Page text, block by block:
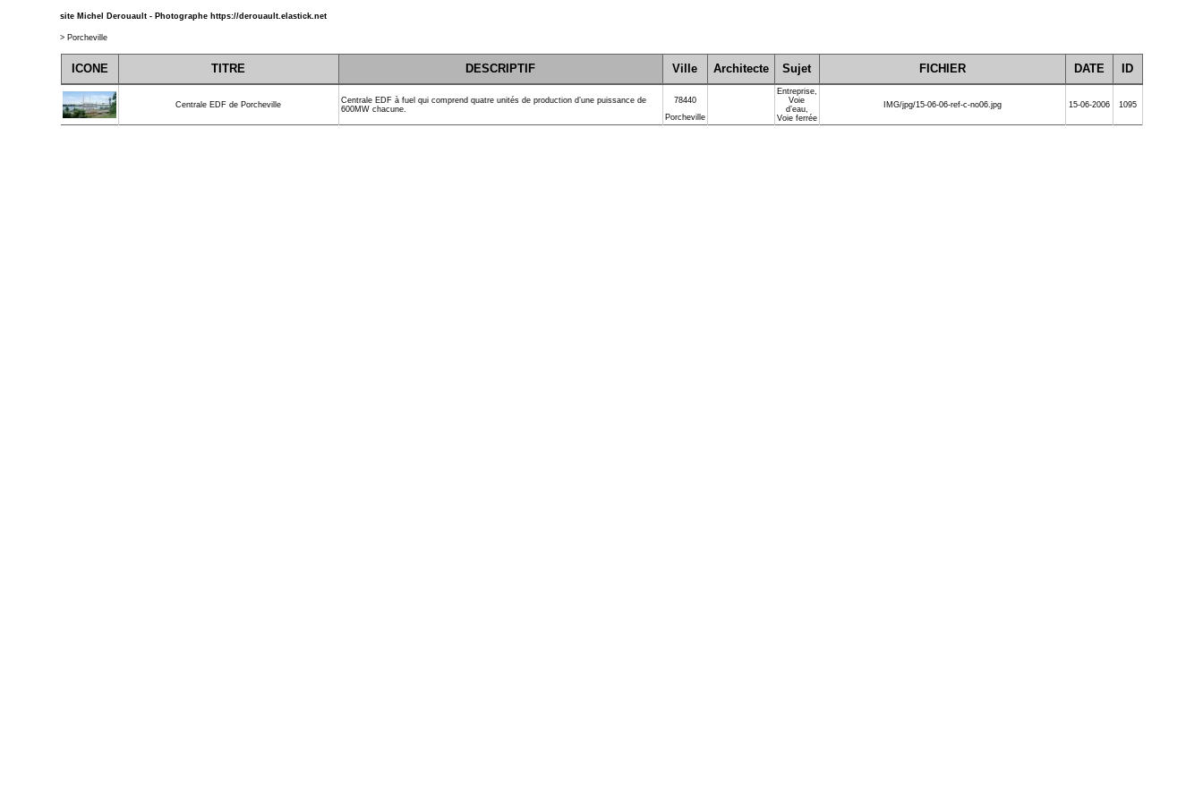
site Michel Derouault - Photographe https://derouault.elastick.net
> Porcheville
ICONE TITRE DESCRIPTIF Ville Architecte Sujet FICHIER DATE ID
Centrale EDF de Porcheville
Centrale EDF à fuel qui comprend quatre unités de production d’une puissance de
600MW chacune.
78440
Porcheville
Entreprise,
Voie
d’eau,
Voie ferrée
IMG/jpg/15-06-06-ref-c-no06.jpg 15-06-2006 1095